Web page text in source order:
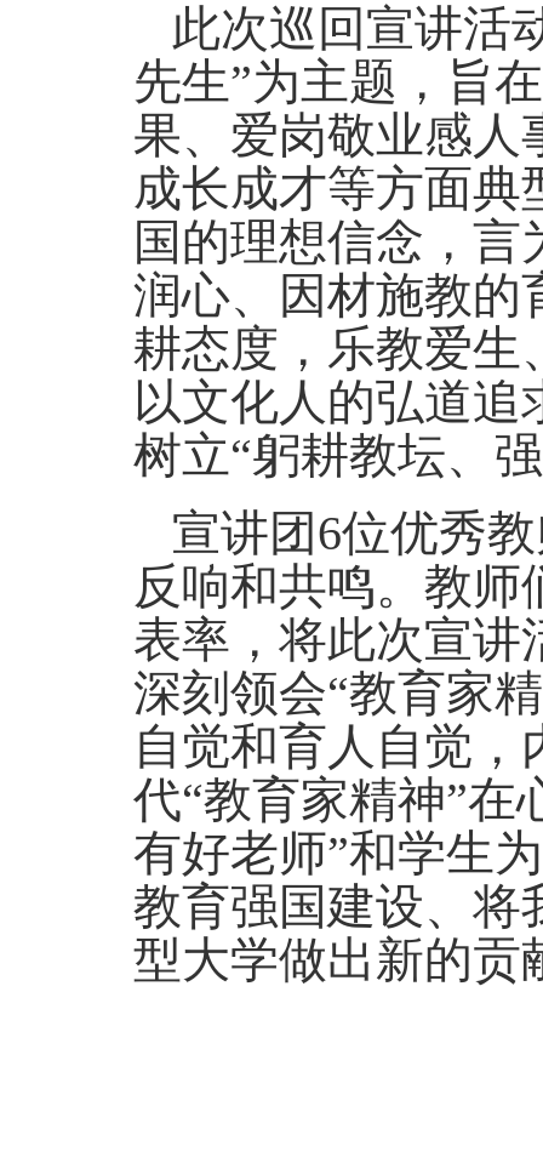
此次巡回宣讲活
先生”为主题，旨
果、爱岗敬业感人
成长成才等方面典
国的理想信念，
润心、因材施教的
耕态度，乐教爱生
以文化人的弘道追
树立“躬耕教坛、
宣讲团6位优秀
反响和共鸣。教
表率，将此次宣讲
深刻领会“教育家
自觉和育人自觉
代“教育家精神”在
有好老师”和学生
教育强国建设、将
型大学做出新的贡